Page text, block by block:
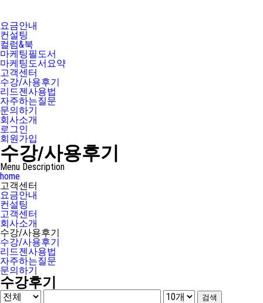
요금안내
컨설팅
컬럼&북
마케팅필도서
마케팅도서요약
고객센터
수강/사용후기
리드젠사용법
자주하는질문
문의하기
회사소개
로그인
회원가입
수강/사용후기
Menu Description
home
고객센터
요금안내
컨설팅
고객센터
회사소개
수강/사용후기
수강/사용후기
리드젠사용법
자주하는질문
문의하기
수강후기